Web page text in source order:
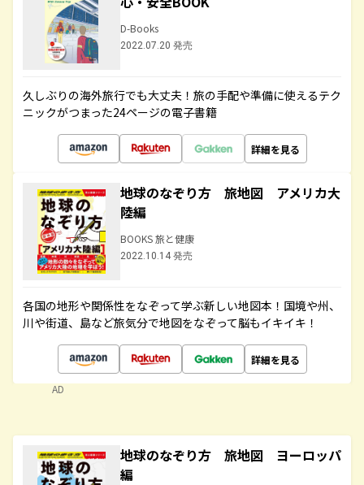
D-Books
2022.07.20 発売
久しぶりの海外旅行でも大丈夫！旅の手配や準備に使えるテク
ニックがつまった24ページの電子書籍
詳細を見る
地球のなぞり方 旅地図 アメリカ大
陸編
BOOKS 旅と健康
2022.10.14 発売
各国の地形や関係性をなぞって学ぶ新しい地図本！国境や州、
川や街道、島など旅気分で地図をなぞって脳もイキイキ！
詳細を見る
AD
地球のなぞり方 旅地図 ヨーロッパ
編